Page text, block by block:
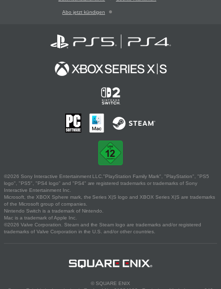
Abo jetzt kündigen
©2026 Sony Interactive Entertainment LLC."PlayStation Family Mark", "PlayStation", "PS5
logo", "PS5", "PS4 logo" and "PS4" are registered trademarks or trademarks of Sony
Interactive Entertainment Inc.
Microsoft, the XBOX Sphere mark, the Series X|S logo and XBOX Series X|S are trademarks
of the Microsoft group of companies.
Nintendo Switch is a trademark of Nintendo.
Mac is a trademark of Apple Inc.
©2026 Valve Corporation. Steam and the Steam logo are trademarks and/or registered
trademarks of Valve Corporation in the U.S. and/or other countries.
© SQUARE ENIX